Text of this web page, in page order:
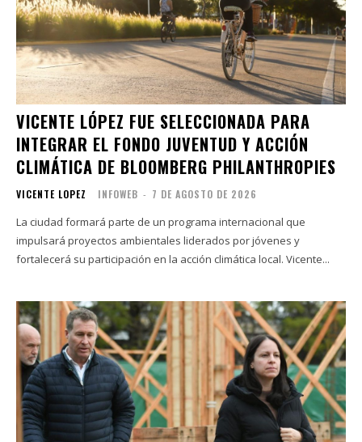
VICENTE LÓPEZ FUE SELECCIONADA PARA
INTEGRAR EL FONDO JUVENTUD Y ACCIÓN
CLIMÁTICA DE BLOOMBERG PHILANTHROPIES
VICENTE LOPEZ INFOWEB - 7 DE AGOSTO DE 2026
La ciudad formará parte de un programa internacional que
impulsará proyectos ambientales liderados por jóvenes y
fortalecerá su participación en la acción climática local. Vicente...